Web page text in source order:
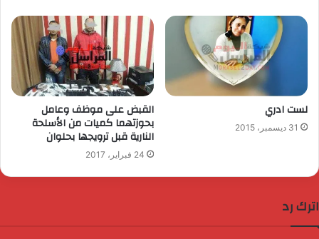
لست ادري
31 ديسمبر، 2015
القبض على موظف وعامل
بحوزتهما كميات من الأسلحة
النارية قبل ترويجها بحلوان
24 فبراير، 2017
اترك رد